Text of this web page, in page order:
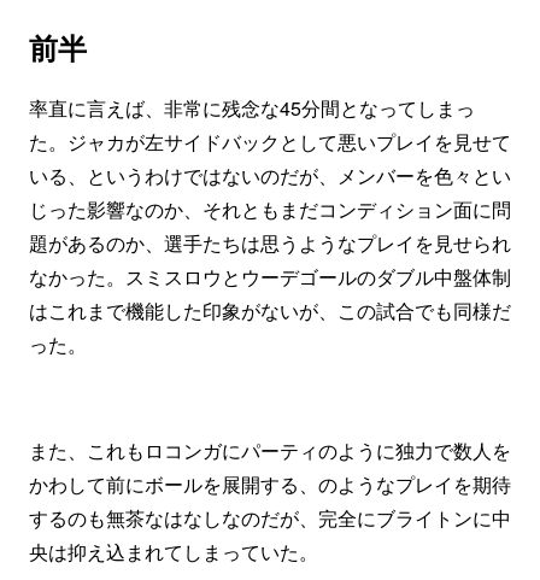
前半
率直に言えば、非常に残念な45分間となってしまっ
た。ジャカが左サイドバックとして悪いプレイを見せて
いる、というわけではないのだが、メンバーを色々とい
じった影響なのか、それともまだコンディション面に問
題があるのか、選手たちは思うようなプレイを見せられ
なかった。スミスロウとウーデゴールのダブル中盤体制
はこれまで機能した印象がないが、この試合でも同様だ
った。
また、これもロコンガにパーティのように独力で数人を
かわして前にボールを展開する、のようなプレイを期待
するのも無茶なはなしなのだが、完全にブライトンに中
央は抑え込まれてしまっていた。